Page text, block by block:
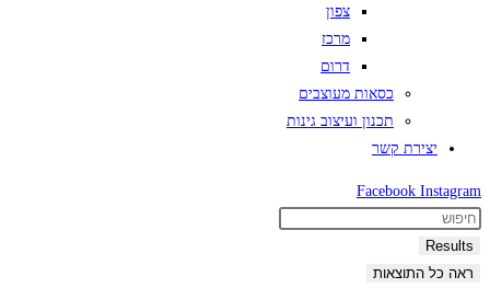
צפון
מרכז
דרום
כסאות מעוצבים
תכנון ועיצוב גינות
יצירת קשר
Facebook Instagram
Search
...
Results
ראה כל התוצאות